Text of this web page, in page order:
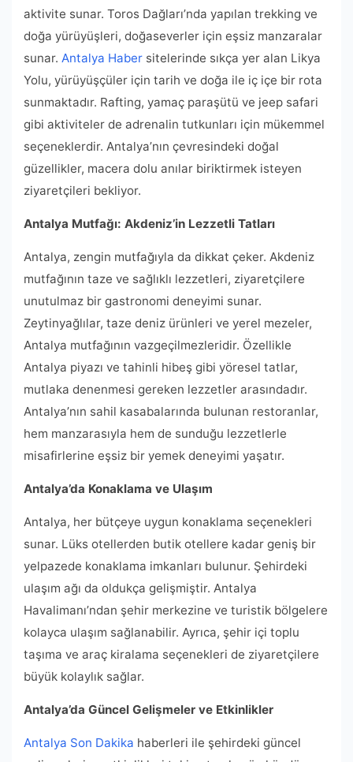
aktivite sunar. Toros Dağları’nda yapılan trekking ve
doğa yürüyüşleri, doğaseverler için eşsiz manzaralar
sunar. Antalya Haber sitelerinde sıkça yer alan Likya
Yolu, yürüyüşçüler için tarih ve doğa ile iç içe bir rota
sunmaktadır. Rafting, yamaç paraşütü ve jeep safari
gibi aktiviteler de adrenalin tutkunları için mükemmel
seçeneklerdir. Antalya’nın çevresindeki doğal
güzellikler, macera dolu anılar biriktirmek isteyen
ziyaretçileri bekliyor.
Antalya Mutfağı: Akdeniz’in Lezzetli Tatları
Antalya, zengin mutfağıyla da dikkat çeker. Akdeniz
mutfağının taze ve sağlıklı lezzetleri, ziyaretçilere
unutulmaz bir gastronomi deneyimi sunar.
Zeytinyağlılar, taze deniz ürünleri ve yerel mezeler,
Antalya mutfağının vazgeçilmezleridir. Özellikle
Antalya piyazı ve tahinli hibeş gibi yöresel tatlar,
mutlaka denenmesi gereken lezzetler arasındadır.
Antalya’nın sahil kasabalarında bulunan restoranlar,
hem manzarasıyla hem de sunduğu lezzetlerle
misafirlerine eşsiz bir yemek deneyimi yaşatır.
Antalya’da Konaklama ve Ulaşım
Antalya, her bütçeye uygun konaklama seçenekleri
sunar. Lüks otellerden butik otellere kadar geniş bir
yelpazede konaklama imkanları bulunur. Şehirdeki
ulaşım ağı da oldukça gelişmiştir. Antalya
Havalimanı’ndan şehir merkezine ve turistik bölgelere
kolayca ulaşım sağlanabilir. Ayrıca, şehir içi toplu
taşıma ve araç kiralama seçenekleri de ziyaretçilere
büyük kolaylık sağlar.
Antalya’da Güncel Gelişmeler ve Etkinlikler
Antalya Son Dakika haberleri ile şehirdeki güncel